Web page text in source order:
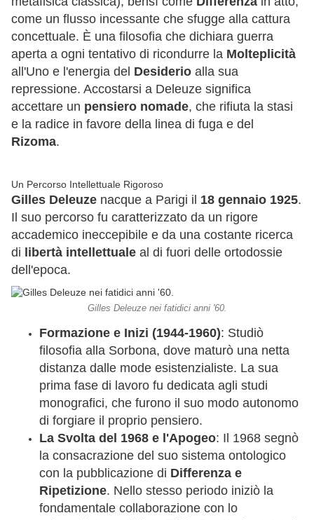
come un flusso incessante che sfugge alla cattura
concettuale. È una filosofia che dichiara guerra
aperta a ogni tentativo di ricondurre la Molteplicità
all'Uno e l'energia del Desiderio alla sua
repressione. Accostarsi a Deleuze significa
accettare un pensiero nomade, che rifiuta la stasi
e la radice in favore della linea di fuga e del
Rizoma.
Un Percorso Intellettuale Rigoroso
Gilles Deleuze nacque a Parigi il 18 gennaio 1925.
Il suo percorso fu caratterizzato da un rigore
accademico ineccepibile e da una costante ricerca
di libertà intellettuale al di fuori delle ortodossie
dell'epoca.
Gilles Deleuze nei fatidici anni '60.
Formazione e Inizi (1944-1960): Studiò
filosofia alla Sorbona, dove maturò una netta
distanza dalle mode esistenzialiste. La sua
prima fase di lavoro fu dedicata agli studi
monografici, che furono il suo modo autonomo
di forgiare il proprio pensiero.
La Svolta del 1968 e l'Apogeo: Il 1968 segnò
la consacrazione del suo sistema ontologico
con la pubblicazione di Differenza e
Ripetizione. Nello stesso periodo iniziò la
fondamentale collaborazione con lo